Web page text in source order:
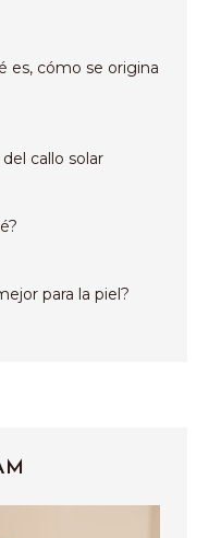
es, cómo se origina
callo solar
para la piel?